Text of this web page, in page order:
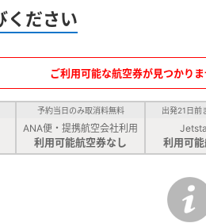
ください
ご利用可能な航空券が見つかり
予約当日のみ取消料無料
ANA便・提携航空会社利用
利用可能航空券なし
出発21日前
利用可